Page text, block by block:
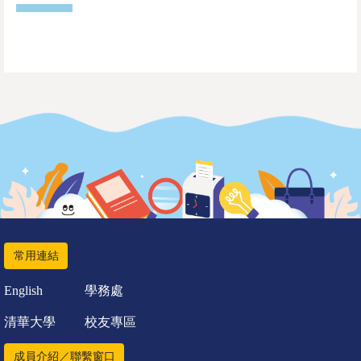
常用連結
English 學務處
清華大學 校友專區
成員介紹／聯繫窗口